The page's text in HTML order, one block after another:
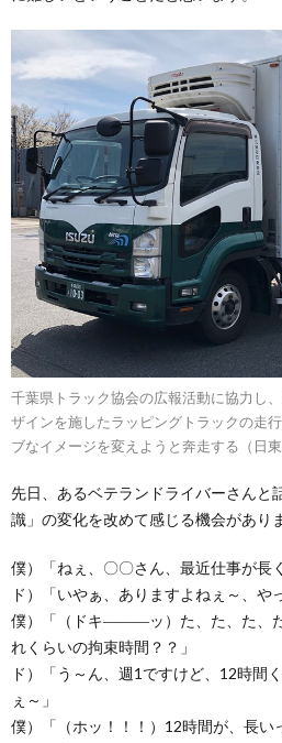
千葉県トラック協会の広報活動に協力し
ザインを施したラッピングトラックの走
ブなイメージを変えようと奔走する（日東
先日、あるベテランドライバーさんと
識」の変化を改めて感じる機会があり
僕）「ねぇ、〇〇さん、最近仕事が長
ド）「いやぁ、ありますよねぇ～、や
僕）「（ドキ―――ッ）た、た、た、
れくらいの拘束時間？？」
ド）「う～ん、週1ですけど、12時間
ぇ～」
僕）「（ホッ！！！）12時間が、長い